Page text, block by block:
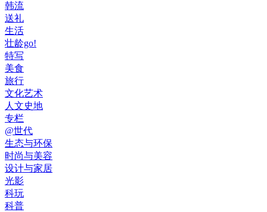
韩流
送礼
生活
壮龄go!
特写
美食
旅行
文化艺术
人文史地
专栏
@世代
生态与环保
时尚与美容
设计与家居
光影
科玩
科普